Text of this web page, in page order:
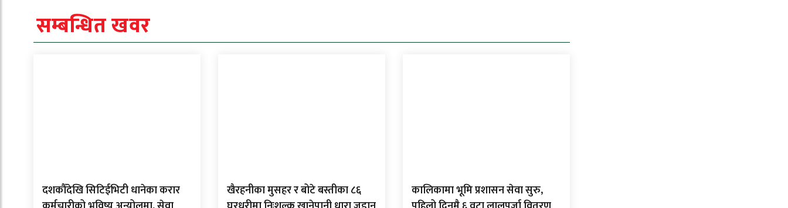
सम्बन्धित खवर
दशकौँदेखि सिटिईभिटी धानेका करार
खैरहनीका मुसहर र बोटे बस्तीका ८६
कालिकामा भूमि प्रशासन सेवा सुरु,